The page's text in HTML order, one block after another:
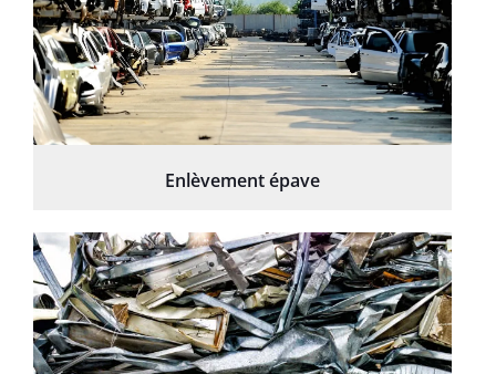
Enlèvement épave